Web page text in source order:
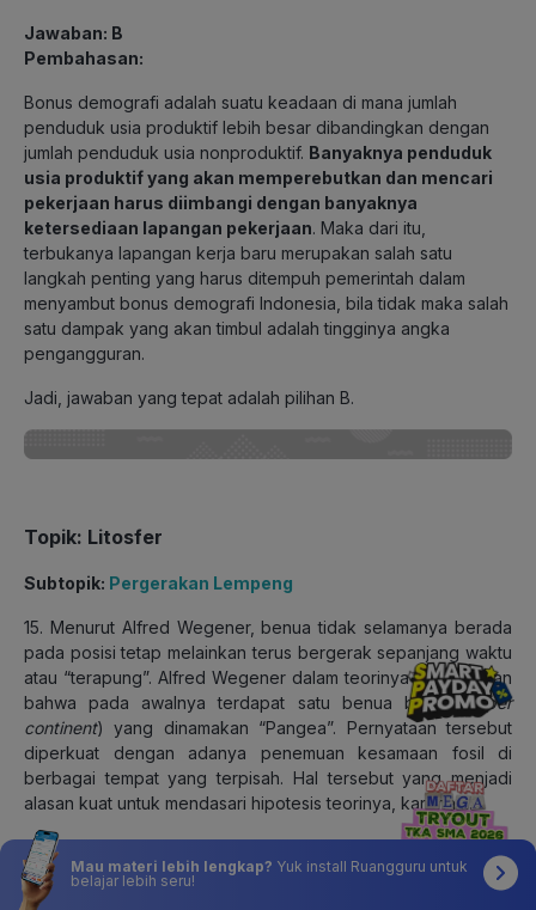
Jawaban: B
Pembahasan:
Bonus demografi adalah suatu keadaan di mana jumlah
penduduk usia produktif lebih besar dibandingkan dengan
jumlah penduduk usia nonproduktif. Banyaknya penduduk
usia produktif yang akan memperebutkan dan mencari
pekerjaan harus diimbangi dengan banyaknya
ketersediaan lapangan pekerjaan. Maka dari itu,
terbukanya lapangan kerja baru merupakan salah satu
langkah penting yang harus ditempuh pemerintah dalam
menyambut bonus demografi Indonesia, bila tidak maka salah
satu dampak yang akan timbul adalah tingginya angka
pengangguran.
Jadi, jawaban yang tepat adalah pilihan B.
Topik: Litosfer
Subtopik: Pergerakan Lempeng
15. Menurut Alfred Wegener, benua tidak selamanya berada
pada posisi tetap melainkan terus bergerak sepanjang waktu
atau “terapung”. Alfred Wegener dalam teorinya mengatakan
bahwa pada awalnya terdapat satu benua besar (super
continent) yang dinamakan “Pangea”. Pernyataan tersebut
diperkuat dengan adanya penemuan kesamaan fosil di
berbagai tempat yang terpisah. Hal tersebut yang menjadi
alasan kuat untuk mendasari hipotesis teorinya, karena….
Fosil hewan sulit ditemukan dan dipindahkan sehingga
mustahil bila daerah tersebut tidak bersatu pada masa
lampau.
Mau materi lebih lengkap? Yuk install Ruangguru untuk
belajar lebih seru!